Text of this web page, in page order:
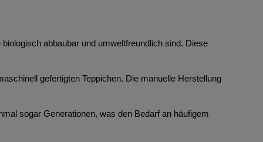
abbaubar und umweltfreundlich sind. Diese
gefertigten Teppichen. Die manuelle Herstellung
sogar Generationen, was den Bedarf an häufigem